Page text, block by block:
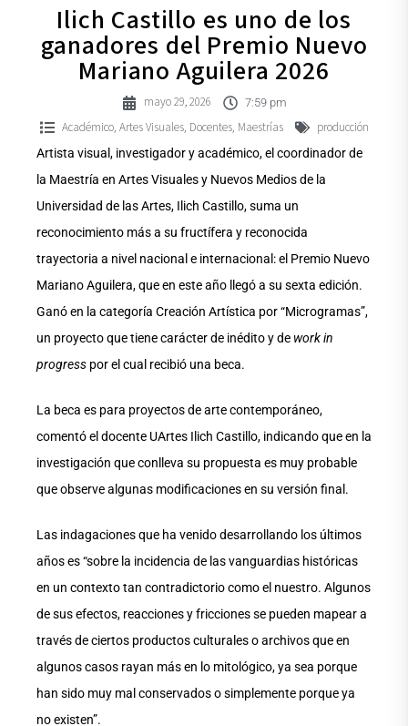
Ilich Castillo es uno de los
ganadores del Premio Nuevo
Mariano Aguilera 2026
mayo 29, 2026 7:59 pm
Académico, Artes Visuales, Docentes, Maestrías producción
Artista visual, investigador y académico, el coordinador de
la Maestría en Artes Visuales y Nuevos Medios de la
Universidad de las Artes, Ilich Castillo, suma un
reconocimiento más a su fructífera y reconocida
trayectoria a nivel nacional e internacional: el Premio Nuevo
Mariano Aguilera, que en este año llegó a su sexta edición.
Ganó en la categoría Creación Artística por “Microgramas”,
un proyecto que tiene carácter de inédito y de work in
progress por el cual recibió una beca.
La beca es para proyectos de arte contemporáneo,
comentó el docente UArtes Ilich Castillo, indicando que en la
investigación que conlleva su propuesta es muy probable
que observe algunas modificaciones en su versión final.
Las indagaciones que ha venido desarrollando los últimos
años es “sobre la incidencia de las vanguardias históricas
en un contexto tan contradictorio como el nuestro. Algunos
de sus efectos, reacciones y fricciones se pueden mapear a
través de ciertos productos culturales o archivos que en
algunos casos rayan más en lo mitológico, ya sea porque
han sido muy mal conservados o simplemente porque ya
no existen”.